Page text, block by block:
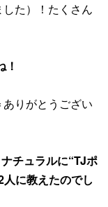
た）！たくさん
りがとうござい
チュラルに“TJポ
に教えたのでし